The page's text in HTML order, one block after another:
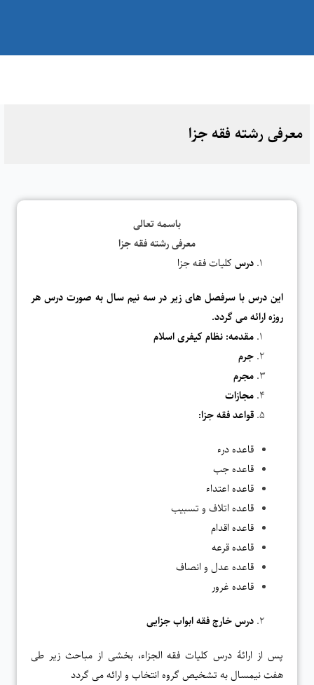
معرفی رشته فقه جزا
باسمه تعالی
معرفی رشته فقه جزا
درس کلیات فقه جزا
این درس با سرفصل های زیر در سه نیم سال به صورت درس هر
روزه ارائه می گردد.
مقدمه: نظام کیفری اسلام
جرم
مجرم
مجازات
قواعد فقه جزا:
قاعده درء
قاعده جب
قاعده اعتداء
قاعده اتلاف و تسبیب
قاعده اقدام
قاعده قرعه
قاعده عدل و انصاف
قاعده غرور
درس خارج فقه ابواب جزایی
پس از ارائۀ درس کلیات فقه الجزاء، بخشی از مباحث زیر طی
هفت نیمسال به تشخیص گروه انتخاب و ارائه می گردد